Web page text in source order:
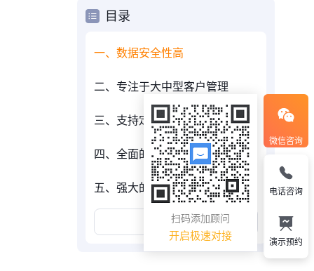
目录
一、数据安全性高
二、专注于大中型客户管理
三、支持定制化功能
四、全面的客户信息管理
五、强大的数据分析能力
展开更多
微信咨询
扫码添加顾问
开启极速对接
电话咨询
演示预约